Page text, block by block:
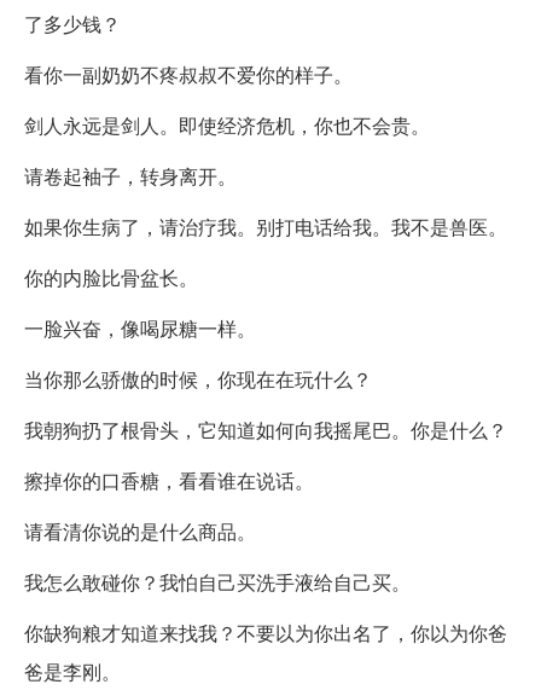
了多少钱？
看你一副奶奶不疼叔叔不爱你的样子。
剑人永远是剑人。即使经济危机，你也不会贵。
请卷起袖子，转身离开。
如果你生病了，请治疗我。别打电话给我。我不是兽医。
你的内脸比骨盆长。
一脸兴奋，像喝尿糖一样。
当你那么骄傲的时候，你现在在玩什么？
我朝狗扔了根骨头，它知道如何向我摇尾巴。你是什么？
擦掉你的口香糖，看看谁在说话。
请看清你说的是什么商品。
我怎么敢碰你？我怕自己买洗手液给自己买。
你缺狗粮才知道来找我？不要以为你出名了，你以为你爸
爸是李刚。